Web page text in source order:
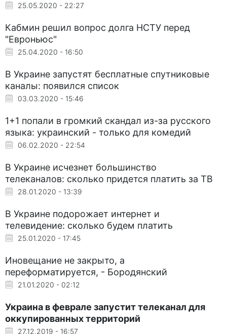
25.05.2020 - 22:27
Кабмин решил вопрос долга НСТУ перед
"Евроньюс"
25.04.2020 - 16:50
В Украине запустят бесплатные спутниковые
каналы: появился список
03.03.2020 - 15:46
1+1 попали в громкий скандал из-за русского
языка: украинский - только для комедий
06.02.2020 - 22:54
В Украине исчезнет большинство
телеканалов: сколько придется платить за ТВ
28.01.2020 - 13:39
В Украине подорожает интернет и
телевидение: сколько будем платить
25.01.2020 - 17:45
Иновещание не закрыто, а
переформатируется, - Бородянский
21.01.2020 - 02:12
Украина в феврале запустит телеканал для
оккупированных территорий
27.12.2019 - 16:57